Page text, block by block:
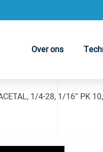
Over ons
1/4-28, 1/16″ PK